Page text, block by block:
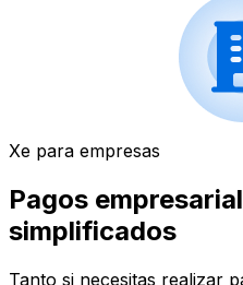
Xe para empresas
Pagos
simplificados
Tanto si necesitas realizar